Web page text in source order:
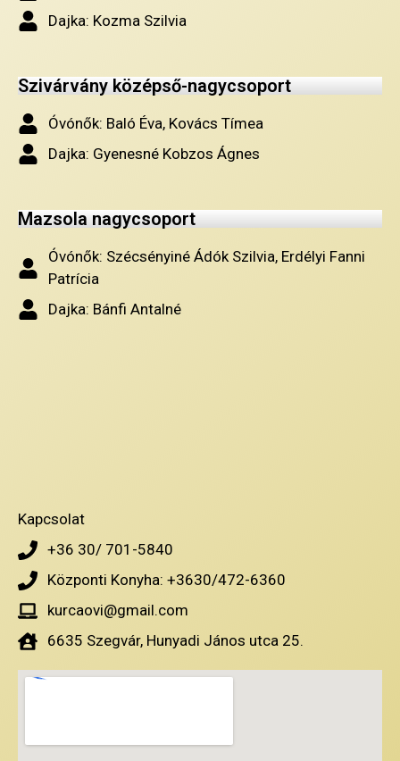
Dajka: Kozma Szilvia
Szivárvány középső-nagycsoport
Óvónők: Baló Éva, Kovács Tímea
Dajka: Gyenesné Kobzos Ágnes
Mazsola nagycsoport
Óvónők: Szécsényiné Ádók Szilvia, Erdélyi Fanni
Patrícia
Dajka: Bánfi Antalné
Kapcsolat
+36 30/ 701-5840
Központi Konyha: +3630/472-6360
kurcaovi@gmail.com
6635 Szegvár, Hunyadi János utca 25.